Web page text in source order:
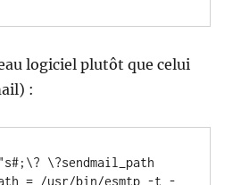
logiciel plutôt que celui
:
\?sendmail_path
= /usr/bin/esmtp -t -